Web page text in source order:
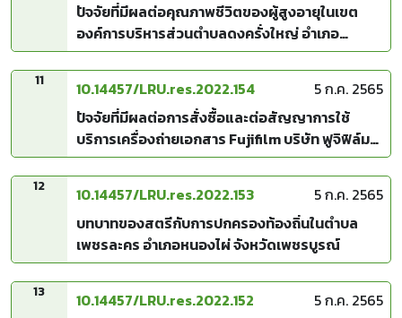
ปัจจัยที่มีผลต่อคุณภาพชีวิตของผู้สูงอายุในเขต
องค์การบริหารส่วนตำบลดงครั่งใหญ่ อำเภอ
เกษตรวิสัย จังหวัดร้อยเอ็ด
11 10.14457/LRU.res.2022.154
5 ก.ค. 2565
ปัจจัยที่มีผลต่อการสั่งซื้อและต่อสัญญาการใช้
บริการเครื่องถ่ายเอกสาร Fujifilm บริษัท ฟูจิฟิล์ม
บิสซิเนส อินโนเวชั่น (ประเทศไทย) จำกัด
12 10.14457/LRU.res.2022.153
5 ก.ค. 2565
บทบาทของสตรีกับการปกครองท้องถิ่นในตำบล
เพชรละคร อำเภอหนองไผ่ จังหวัดเพชรบูรณ์
13 10.14457/LRU.res.2022.152
5 ก.ค. 2565